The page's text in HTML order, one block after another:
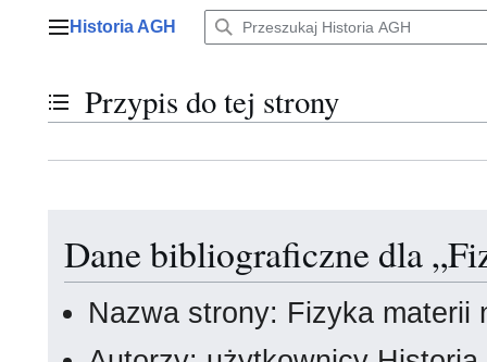
Menu główne
Historia AGH
Przełącz stan spisu treści
Przypis do tej strony
Dane bibliograficzne dla
Nazwa strony: Fizyka materii